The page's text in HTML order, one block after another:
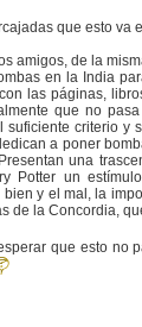
que esto va
amigos, de la
en la India
las páginas,
que no
suficiente criterio y
a poner
una
Potter un
y el mal, la
de la Concordia,
que esto no